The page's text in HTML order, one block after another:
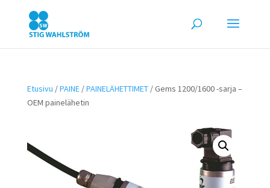
Etusivu /PAINE/PAINELÄHETTIMET/ Gems 1200/1600 -sarja –
OEM painelähetin